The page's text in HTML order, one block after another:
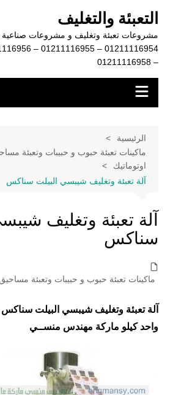
المحتوى
التعبئة والتغليف
مشروعات تعبئة وتغليف و مشروعات صناعية
– 01211116958
الرئيسية
ماكينات تعبئة حبوب و حبيبات وتعبئة
اوتوماتيك
آلة تعبئة وتغليف شيبسي البيلت سناكس
آلة تعبئة وتغليف
سناكس
ماكينات تعبئة حبوب و حبيبات وتعبئة
واحد كيلو ماركة مهندس منســي